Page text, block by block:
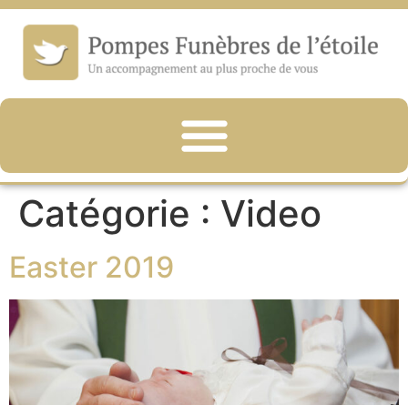
Catégorie : Video
Easter 2019